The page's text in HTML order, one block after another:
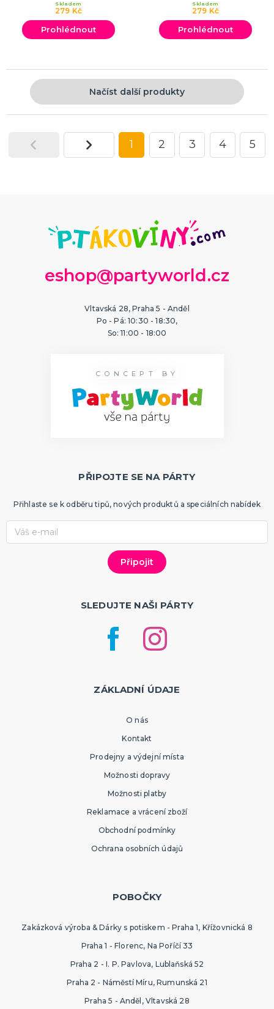
279 Kč
Skladem
Prohlédnout
279 Kč
Skladem
Prohlédnout
Načíst další produkty
1 2 3 4 5
eshop@partyworld.cz
Vltavská 28, Praha 5 - Anděl
Po - Pá: 10:30 - 18:30,
So: 11:00 - 18:00
CONCEPT BY
PŘIPOJTE SE NA PÁRTY
Přihlaste se k odběru tipů, nových produktů a speciálních nabídek
SLEDUJTE NAŠI PÁRTY
ZÁKLADNÍ ÚDAJE
O nás
Kontakt
Prodejny a výdejní místa
Možnosti dopravy
Možnosti platby
Reklamace a vrácení zboží
Obchodní podmínky
Ochrana osobních údajů
POBOČKY
Zakázková výroba & Dárky s potiskem - Praha 1, Křížovnická 8
Praha 1 - Florenc, Na Poříčí 33
Praha 2 - I. P. Pavlova, Lublaňská 52
Praha 2 - Náměstí Míru, Rumunská 21
Praha 5 - Anděl, Vltavská 28